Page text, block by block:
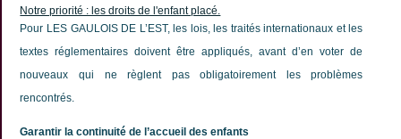
Notre priorité : les droits de l'enfant placé.
Pour LES GAULOIS DE L’EST, les lois, les traités internationaux et les
textes réglementaires doivent être appliqués, avant d’en voter de
nouveaux qui ne règlent pas obligatoirement les problèmes
rencontrés.
Garantir la continuité de l’accueil des enfants